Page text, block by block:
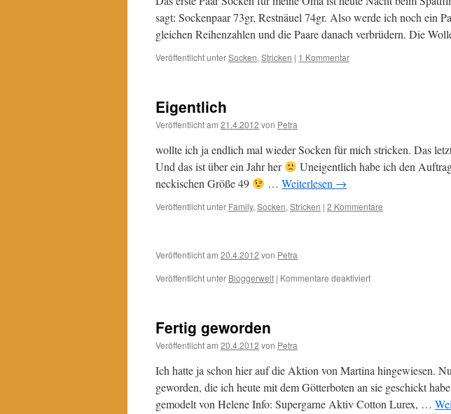
sagt: Sockenpaar 73gr, Restnäuel 74gr. Also werde ich noch ein
gleichen Reihenzahlen und die Paare danach verbrüdern. Die
Veröffentlicht unterSocken, Stricken | 1 Kommentar
Eigentlich
Veröffentlicht am 21.4.2012 von Petra
wollte ich ja endlich mal wieder Socken für mich stricken. Das
Und das ist über ein Jahr her
Uneigentlich habe ich den
neckischen Größe 49
…Weiterlesen →
Veröffentlicht unter Family, Socken, Stricken | 2 Kommentare
Veröffentlicht am 20.4.2012 von Petra
Veröffentlicht unter Bloggerwelt | Kommentare deaktiviertfür
Fertig geworden
Veröffentlicht am 20.4.2012 von Petra
Ich hatte ja schon hier auf die Aktion von Martina hingewiesen.
geworden, die ich heute mit dem Götterboten an sie geschickt
gemodelt von Helene Info: Supergarne Aktiv Cotton Lurex, …